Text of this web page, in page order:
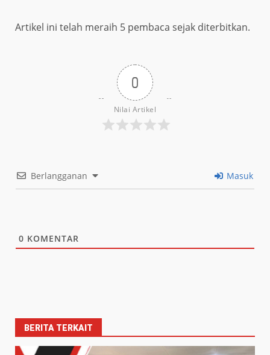
Artikel ini telah meraih 5 pembaca sejak diterbitkan.
0
Nilai Artikel
Berlangganan Masuk
0 KOMENTAR
BERITA TERKAIT